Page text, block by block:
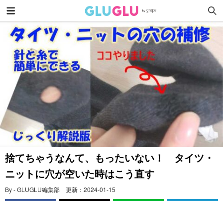
捨てちゃうなんて、もったいない！ タイツ・
ニットに穴が空いた時はこう直す
By - GLUGLU編集部 更新： 2024-01-15